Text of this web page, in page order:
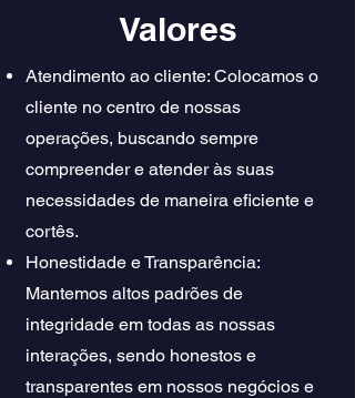
Valores
Atendimento ao cliente: Colocamos o
cliente no centro de nossas
operações, buscando sempre
compreender e atender às suas
necessidades de maneira eficiente e
cortês.
Honestidade e Transparência:
Mantemos altos padrões de
integridade em todas as nossas
interações, sendo honestos e
transparentes em nossos negócios e